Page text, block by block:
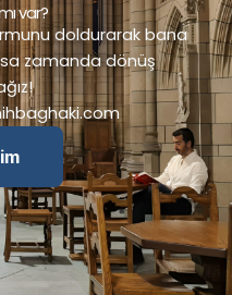
var?
doldurarak bana
zamanda dönüş